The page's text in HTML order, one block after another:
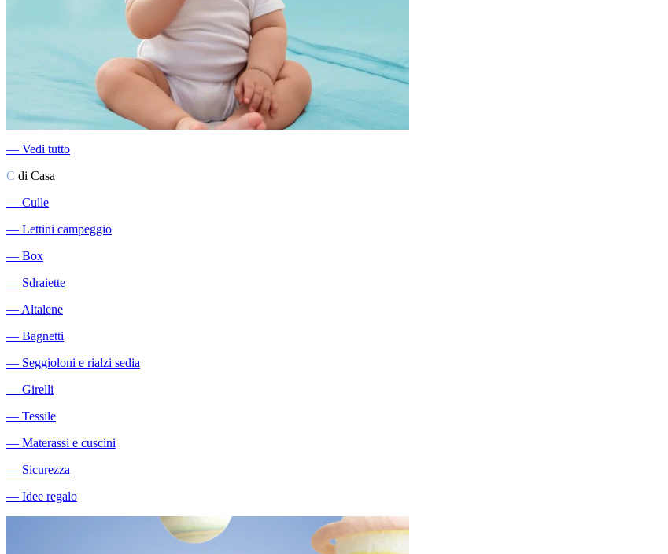
― Vedi tutto
C di Casa
― Culle
― Lettini campeggio
― Box
― Sdraiette
― Altalene
― Bagnetti
― Seggioloni e rialzi sedia
― Girelli
― Tessile
― Materassi e cuscini
― Sicurezza
― Idee regalo